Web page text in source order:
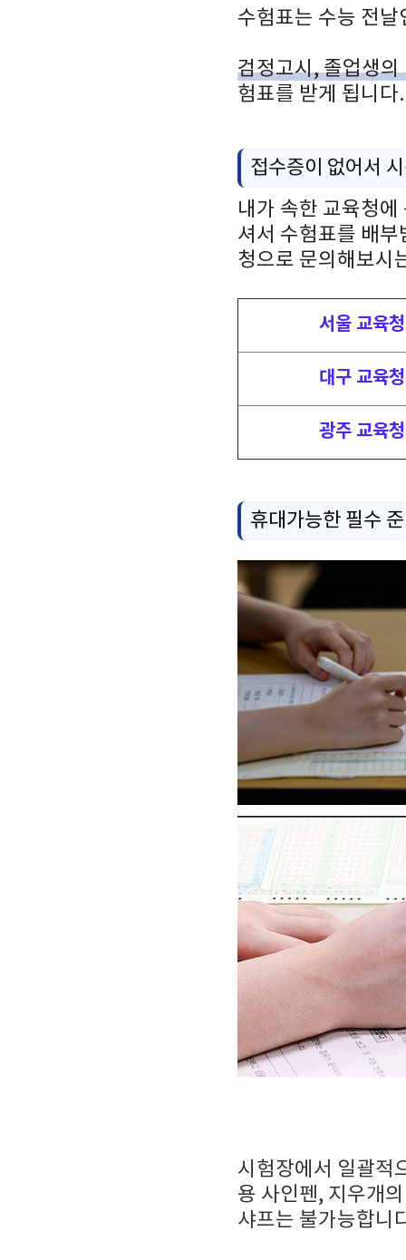
수험표는 수능 전
검정고시, 졸업생의
험표를 받게 됩니
접수증이 없어서
내가 속한 교육청
셔서 수험표를 배
청으로 문의해보시
서울 교육청
대구 교육청
광주 교육청
휴대가능한 필수
시험장에서 일괄적
용 사인펜, 지우개
샤프는 불가능합니